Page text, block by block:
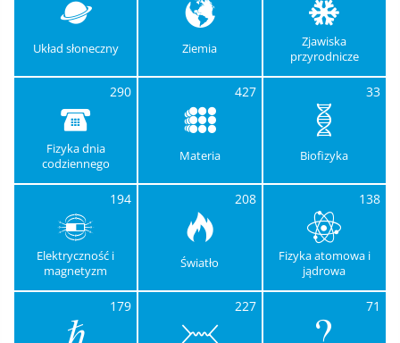
Układ słoneczny Ziemia
Zjawiska
przyrodnicze
290
Fizyka dnia
codziennego
427
Materia
33
Biofizyka
194
Elektryczność i
magnetyzm
208
Światło
138
Fizyka atomowa i
jądrowa
179 227 71